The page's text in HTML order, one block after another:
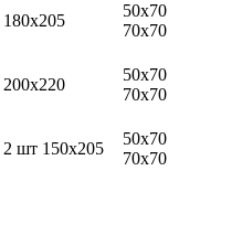
180х205
50х70
70х70
200х220
50х70
70х70
2 шт 150х205
50х70
70х70